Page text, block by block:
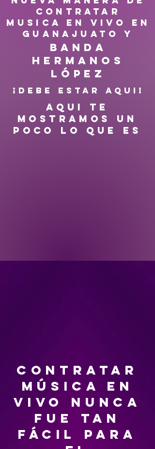
CONTRATAR
MUSICA EN VIVO EN
GUANAJUATO Y
Banda
Hermanos
López
¡DEBE ESTAR AQUI!
AQUI TE
MOSTRAMOS UN
POCO LO QUE ES
contratar
música en
vivo nunca
fue tan
fácil para